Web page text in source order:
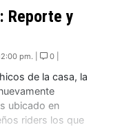
Reporte y
pm. | 0 |
de la casa, la
ubicado en
riders los que